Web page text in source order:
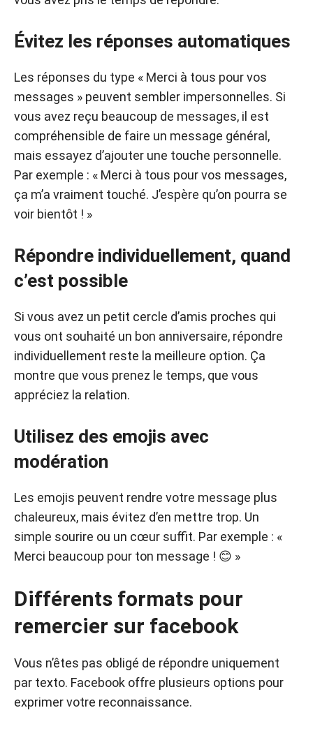
Évitez les réponses automatiques
Les réponses du type « Merci à tous pour vos
messages » peuvent sembler impersonnelles. Si
vous avez reçu beaucoup de messages, il est
compréhensible de faire un message général,
mais essayez d’ajouter une touche personnelle.
Par exemple : « Merci à tous pour vos messages,
ça m’a vraiment touché. J’espère qu’on pourra se
voir bientôt ! »
Répondre individuellement, quand
c’est possible
Si vous avez un petit cercle d’amis proches qui
vous ont souhaité un bon anniversaire, répondre
individuellement reste la meilleure option. Ça
montre que vous prenez le temps, que vous
appréciez la relation.
Utilisez des emojis avec
modération
Les emojis peuvent rendre votre message plus
chaleureux, mais évitez d’en mettre trop. Un
simple sourire ou un cœur suffit. Par exemple : «
Merci beaucoup pour ton message ! 😊 »
Différents formats pour
remercier sur facebook
Vous n’êtes pas obligé de répondre uniquement
par texto. Facebook offre plusieurs options pour
exprimer votre reconnaissance.